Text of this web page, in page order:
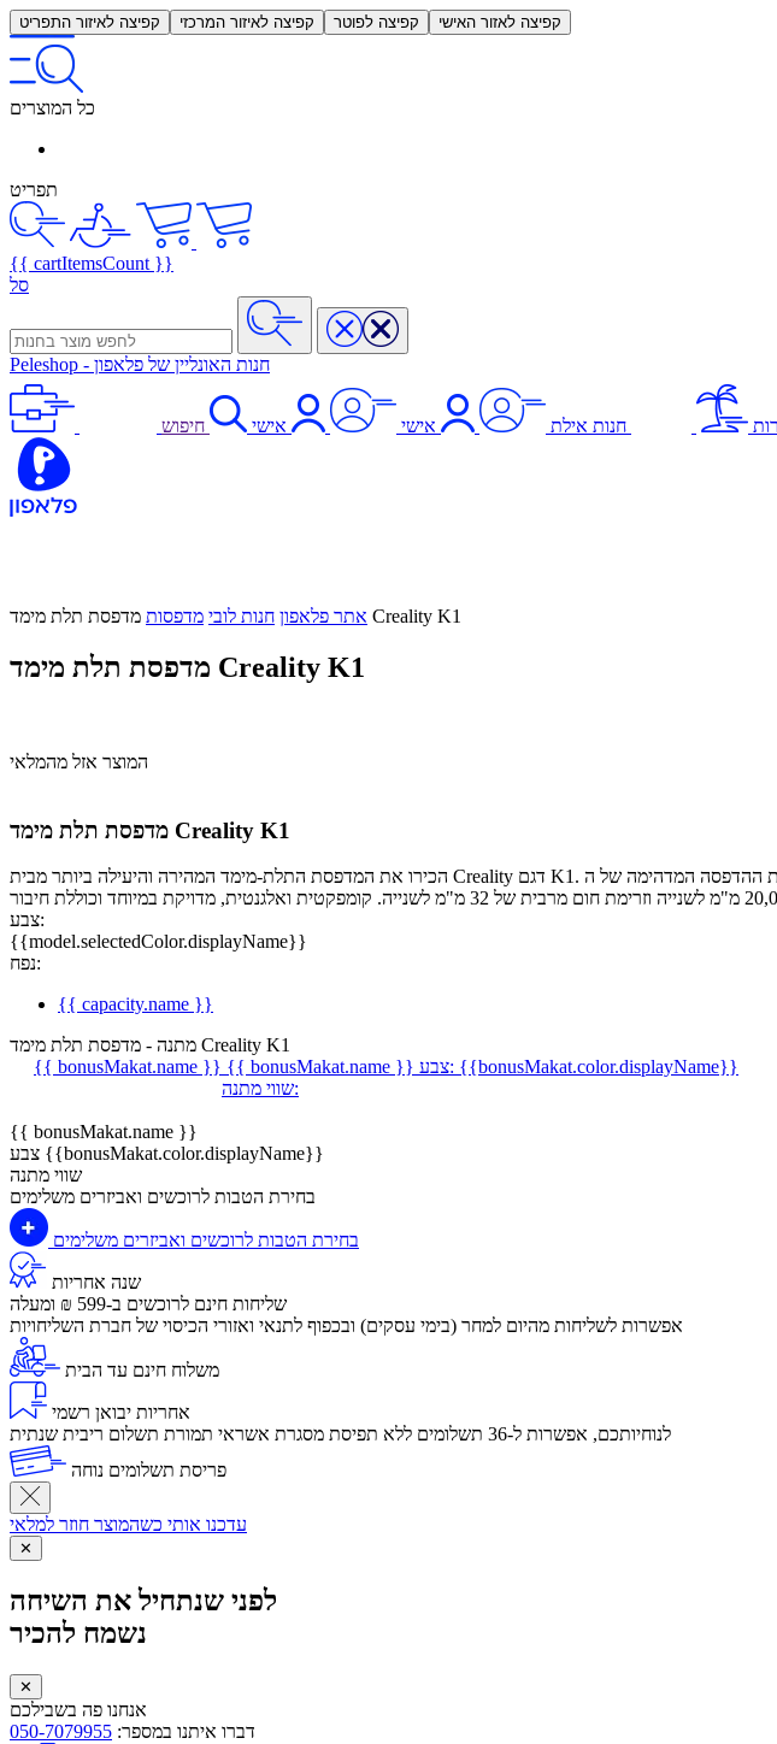
קפיצה לאיזור התפריט קפיצה לאיזור המרכזי קפיצה לפוטר קפיצה לאזור האישי
כל המוצרים
תפריט
{{ cartItemsCount }}
סל
Peleshop - חנות האונליין של פלאפון
חנות אילת אישי אישי חיפוש
אתר פלאפון חנות לובי מדפסות מדפסת תלת מימד Creality K1
מדפסת תלת מימד Creality K1
המוצר אזל מהמלאי
מדפסת תלת מימד Creality K1
הכירו את המדפסת התלת-מימד המהירה והיעילה ביותר מבית Creality דגם K1. עם מהירות ההדפסה המדהימה של ה-K1, שהיא פי 12 מהמדפסות הרגילות, תקצרו את זמן ההדפסה ותגבירו את היעילות. היא מדפיסה במהירות
צבע:
{{model.selectedColor.displayName}}
נפח:
{{ capacity.name }}
מתנה - מדפסת תלת מימד Creality K1
{{ bonusMakat.name }} {{ bonusMakat.name }} צבע: {{bonusMakat.color.displayName}}
שווי מתנה:
{{ bonusMakat.name }}
צבע {{bonusMakat.color.displayName}}
שווי מתנה
בחירת הטבות לרוכשים ואביזרים משלימים
בחירת הטבות לרוכשים ואביזרים משלימים
שנה אחריות
שליחות חינם לרוכשים ב-599 ₪ ומעלה
​אפשרות לשליחות מהיום למחר (בימי עסקים) ובכפוף לתנאי ואזורי הכיסוי של חברת השליחויות
משלוח חינם עד הבית
אחריות יבואן רשמי
לנוחיותכם, אפשרות ל-36 תשלומים ללא תפיסת מסגרת אשראי תמורת תשלום ריבית שנתית
פריסת תשלומים נוחה
עדכנו אותי כשהמוצר חוזר למלאי
✕
לפני שנתחיל את השיחה
נשמח להכיר
✕
אנחנו פה בשבילכם
דברו איתנו במספר: 050-7079955